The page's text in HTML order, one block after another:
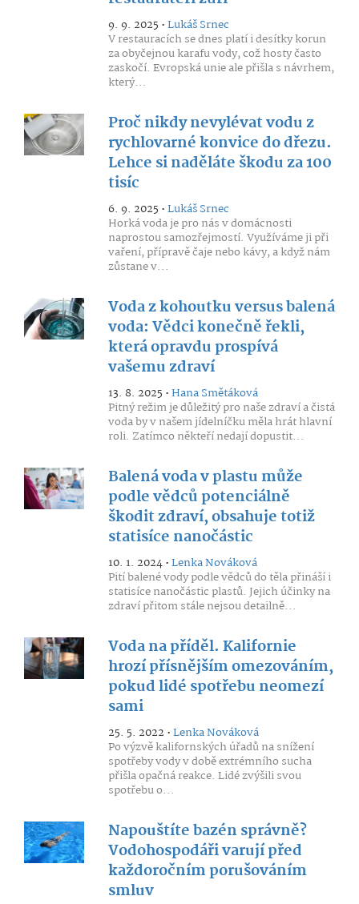
9. 9. 2025 •Lukáš Srnec
V restauracích se dnes platí i desítky korun
za obyčejnou karafu vody, což hosty často
zaskočí. Evropská unie ale přišla s návrhem,
který...
Proč nikdy nevylévat vodu z
rychlovarné konvice do dřezu.
Lehce si naděláte škodu za 100
tisíc
6. 9. 2025 •Lukáš Srnec
Horká voda je pro nás v domácnosti
naprostou samozřejmostí. Využíváme ji při
vaření, přípravě čaje nebo kávy, a když nám
zůstane v...
Voda z kohoutku versus balená
voda: Vědci konečně řekli,
která opravdu prospívá
vašemu zdraví
13. 8. 2025 •Hana Smětáková
Pitný režim je důležitý pro naše zdraví a čistá
voda by v našem jídelníčku měla hrát hlavní
roli. Zatímco někteří nedají dopustit...
Balená voda v plastu může
podle vědců potenciálně
škodit zdraví, obsahuje totiž
statisíce nanočástic
10. 1. 2024 •Lenka Nováková
Pití balené vody podle vědců do těla přináší i
statisíce nanočástic plastů. Jejich účinky na
zdraví přitom stále nejsou detailně...
Voda na příděl. Kalifornie
hrozí přísnějším omezováním,
pokud lidé spotřebu neomezí
sami
25. 5. 2022 •Lenka Nováková
Po výzvě kalifornských úřadů na snížení
spotřeby vody v době extrémního sucha
přišla opačná reakce. Lidé zvýšili svou
spotřebu o...
Napouštíte bazén správně?
Vodohospodáři varují před
každoročním porušováním
smluv